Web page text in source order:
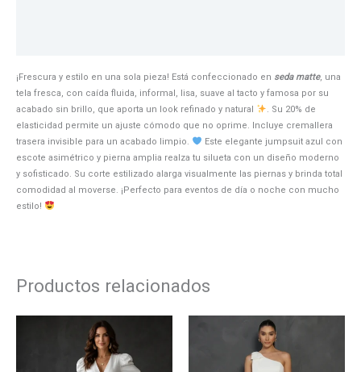
¡Frescura y estilo en una sola pieza! Está confeccionado en seda matte, una
tela fresca, con caída fluida, informal, lisa, suave al tacto y famosa por su
acabado sin brillo, que aporta un look refinado y natural
. Su 20% de
elasticidad permite un ajuste cómodo que no oprime. Incluye cremallera
trasera invisible para un acabado limpio.
Este elegante jumpsuit azul con
escote asimétrico y pierna amplia realza tu silueta con un diseño moderno
y sofisticado. Su corte estilizado alarga visualmente las piernas y brinda total
comodidad al moverse. ¡Perfecto para eventos de día o noche con mucho
estilo!
Productos relacionados